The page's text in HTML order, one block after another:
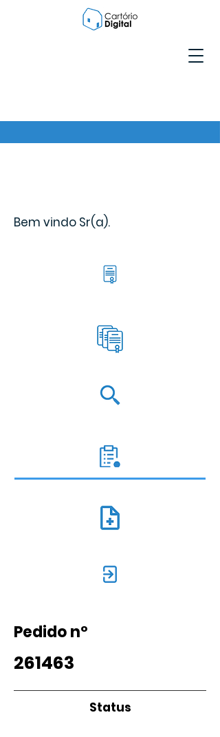
Bem vindo Sr(a).
Pedido nº
261463
Status